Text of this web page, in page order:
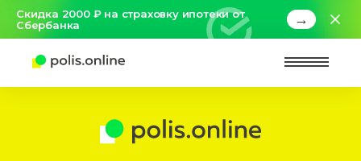
Скидка 2000 ₽ на страховку ипотеки от
Сбербанка
→